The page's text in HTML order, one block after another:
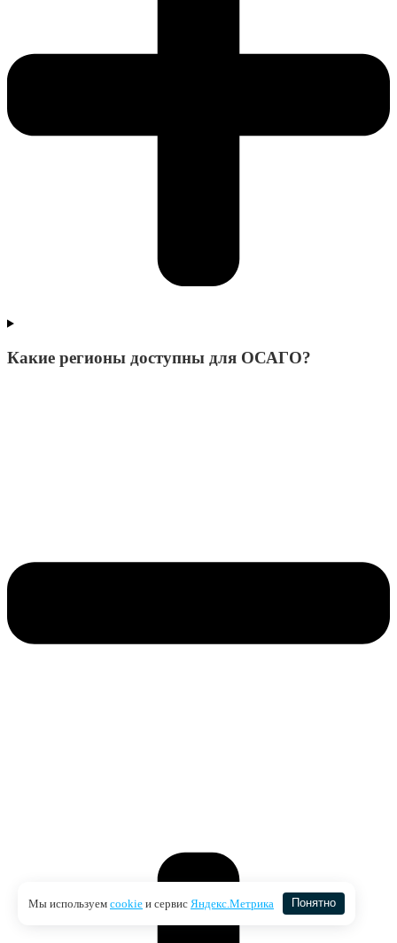
Какие регионы доступны для ОСАГО?
Мы используем cookie и сервис Яндекс.Метрика Понятно